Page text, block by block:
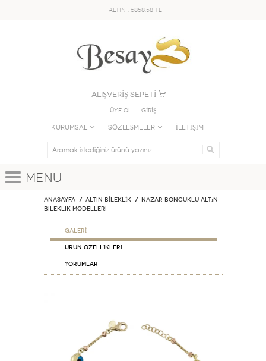
ALTIN : 6858.58 TL
ALIŞVERİŞ SEPETİ
Üye Ol GİRİŞ
KURUMSAL SÖZLEŞMELER İLETİŞİM
Menu
Anasayfa ALTIN BİLEKLİK
Nazar Boncuklu Altın
Bileklik Modelleri
GALERİ
ÜRÜN ÖZELLİKLERİ
Yorumlar